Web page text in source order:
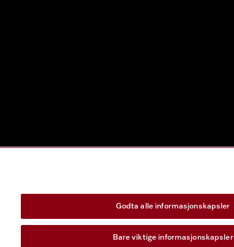
Godta alle informasjonskapsler
Bare viktige informasjonskapsler